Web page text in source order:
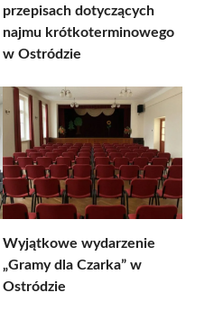
przepisach dotyczących
najmu krótkoterminowego
w Ostródzie
Wyjątkowe wydarzenie
„Gramy dla Czarka” w
Ostródzie